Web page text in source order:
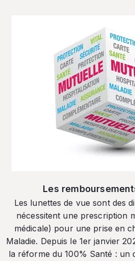
Les
Les lunettes de vue sont des
nécessitent une prescription
médicale) pour une prise en
Maladie. Depuis le 1er janvier
la réforme du 100% Santé : un